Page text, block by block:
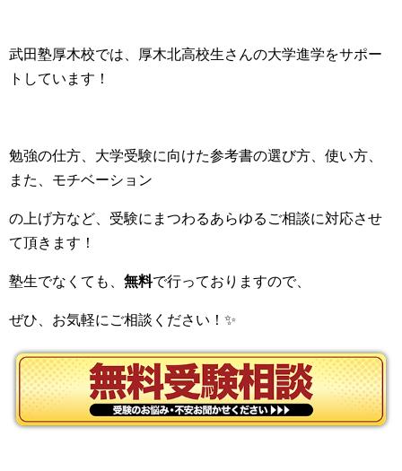
武田塾厚木校では、厚木北高校生さんの大学進学をサポー
トしています！
勉強の仕方、大学受験に向けた参考書の選び方、使い方、
また、モチベーション
の上げ方など、受験にまつわるあらゆるご相談に対応させ
て頂きます！
塾生でなくても、 無料で行っておりますので、
ぜひ、お気軽にご相談ください！✨